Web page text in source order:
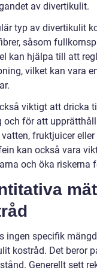
av divertikulit.
typ av divertikulit
såsom
kan hjälpa till att
vilket kan vara
viktigt att dricka
och för att
fruktjuicer
kan också vara
och öka riskerna
ingen specifik
kostråd. Det beror
Generellt sett